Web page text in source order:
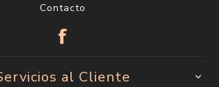
Contacto
al Cliente